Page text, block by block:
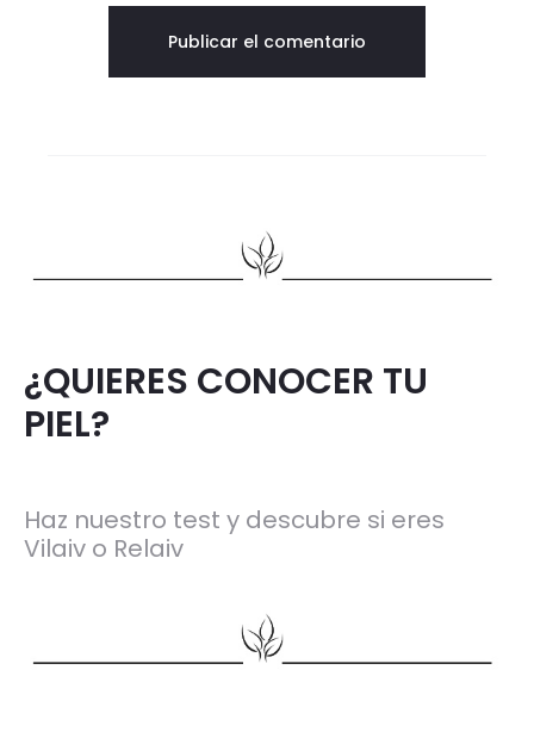
¿QUIERES CONOCER TU
PIEL?
Haz nuestro test y descubre si eres
Vilaiv o Relaiv